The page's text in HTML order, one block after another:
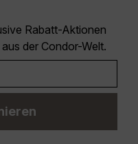
Rabatt-Aktionen
der Condor-Welt.